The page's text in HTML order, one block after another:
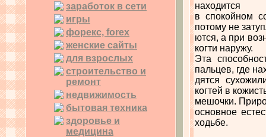
заработок в сети
игры
форекс, forex
женские сайты
для взрослых
строительство и
ремонт
недвижимость
бытовая техника
здоровье и
медицина
находится
в спокойном
потому не
ются, а при
когти наружу.
Эта
пальцев, где
дятся
когтей в
мешочки.
основное
ходьбе.